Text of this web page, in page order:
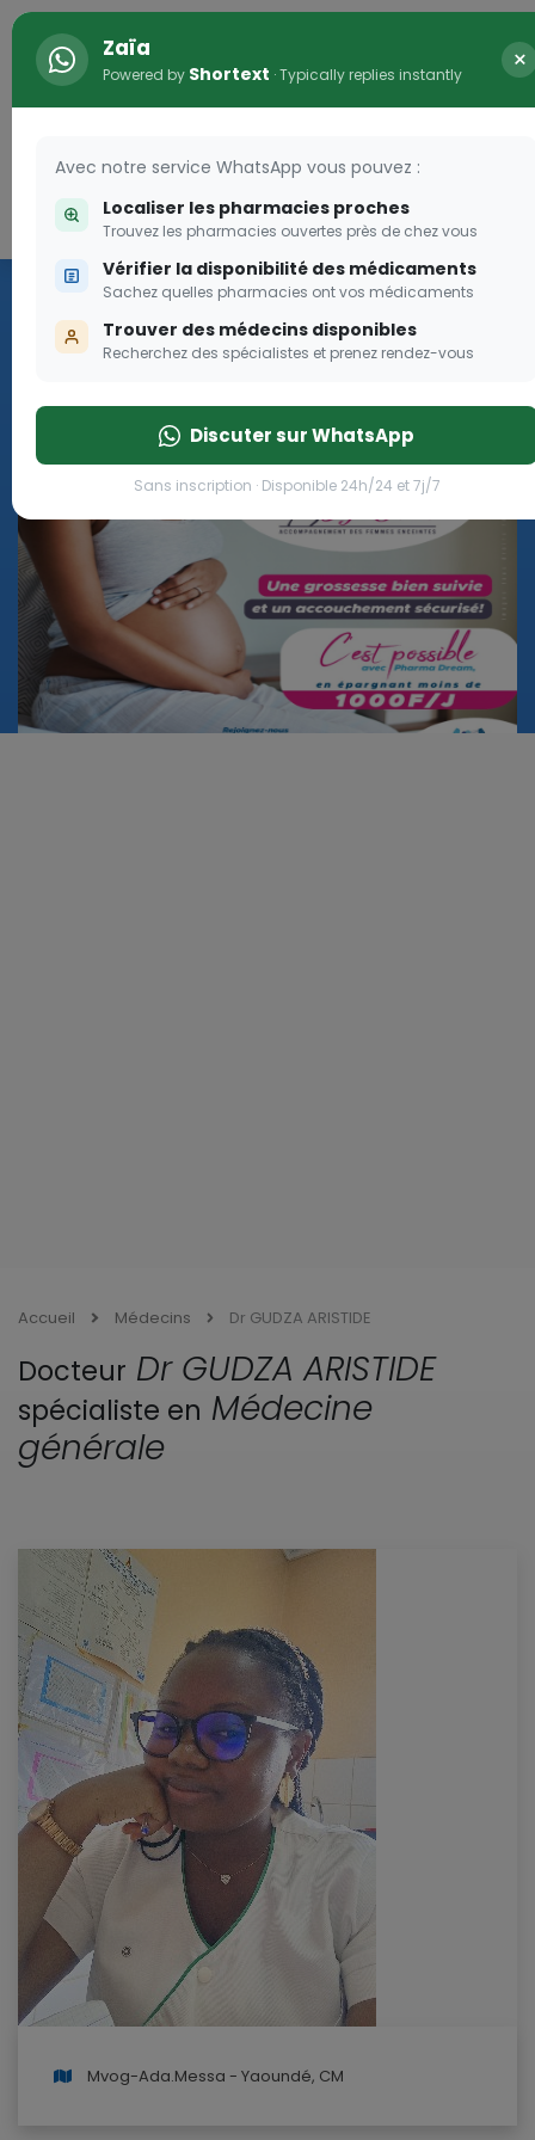
Connexion
Programme OLGA-ESTHER
Rejoignez le programme Olga Esther pour les femmes
enceintes
Rejoignez le programme Olga Esther pour les
Accueil Médecins Dr GUDZA ARISTIDE
Docteur Dr GUDZA ARISTIDE
spécialiste en Médecine
générale
Mvog-Ada.Messa - Yaoundé, CM
Zaïa
Powered by Shortext · Typically replies instantly ×
Avec notre service WhatsApp vous pouvez :
Localiser les pharmacies proches
Trouvez les pharmacies ouvertes près de chez vous
Vérifier la disponibilité des médicaments
Sachez quelles pharmacies ont vos médicaments
Trouver des médecins disponibles
Recherchez des spécialistes et prenez rendez-vous
Discuter sur WhatsApp
Sans inscription · Disponible 24h/24 et 7j/7